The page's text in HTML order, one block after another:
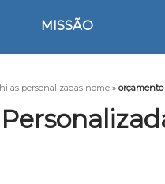
MISSÃO
personalizadas nome »